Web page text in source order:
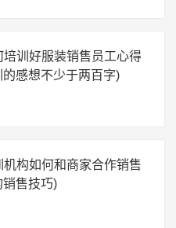
培训好服装销售员工心得
感想不少于两百字)
机构如何和商家合作销售
售技巧)